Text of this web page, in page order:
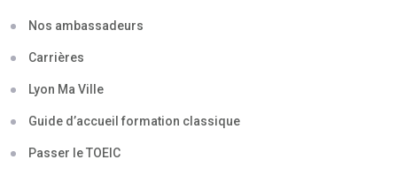
Nos ambassadeurs
Carrières
Lyon Ma Ville
Guide d’accueil formation classique
Passer le TOEIC